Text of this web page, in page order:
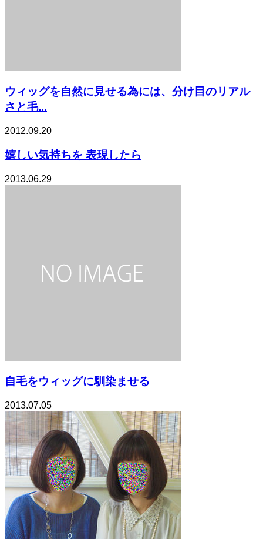
ウィッグを自然に見せる為には、分け目のリアル
さと毛...
2012.09.20
嬉しい気持ちを 表現したら
2013.06.29
自毛をウィッグに馴染ませる
2013.07.05